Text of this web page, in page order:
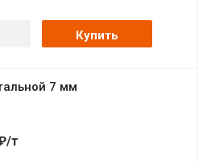
Купить
7 мм
т